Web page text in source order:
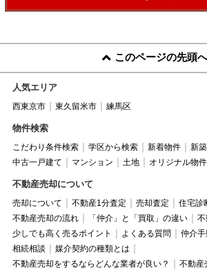
このページの先頭へ
人気エリア
西東京市 東久留米市 練馬区
物件検索
こだわり条件検索 学区から検索 新着物件
新
中古一戸建て
マンション 土地 オリジナル物件
不動産売却について
売却について 不動産1分査定 売却査定
住宅診
不動産売却の流れ
「仲介」と「買取」の違い
不
少しでも高く売るポイント
よくある質問
仲介
相続相談
媒介契約の種類とは
不動産売却をするならどんな業者が良い？
不動産